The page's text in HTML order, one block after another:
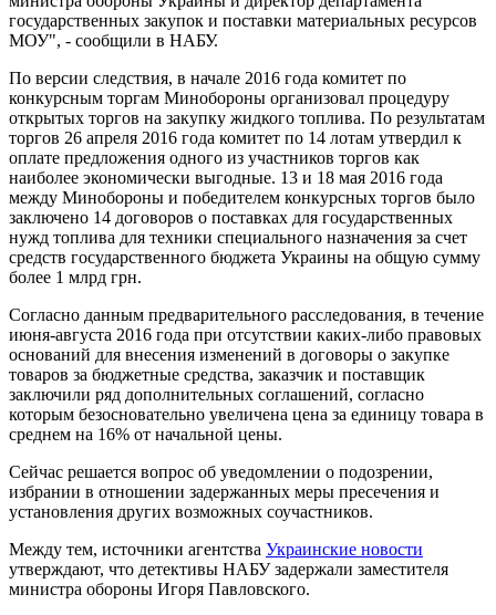
государственных закупок и поставки материальных ресурсов
МОУ", - сообщили в НАБУ.
По версии следствия, в начале 2016 года комитет по
конкурсным торгам Минобороны организовал процедуру
открытых торгов на закупку жидкого топлива. По результатам
торгов 26 апреля 2016 года комитет по 14 лотам утвердил к
оплате предложения одного из участников торгов как
наиболее экономически выгодные. 13 и 18 мая 2016 года
между Минобороны и победителем конкурсных торгов было
заключено 14 договоров о поставках для государственных
нужд топлива для техники специального назначения за счет
средств государственного бюджета Украины на общую сумму
более 1 млрд грн.
Согласно данным предварительного расследования, в течение
июня-августа 2016 года при отсутствии каких-либо правовых
оснований для внесения изменений в договоры о закупке
товаров за бюджетные средства, заказчик и поставщик
заключили ряд дополнительных соглашений, согласно
которым безосновательно увеличена цена за единицу товара в
среднем на 16% от начальной цены.
Сейчас решается вопрос об уведомлении о подозрении,
избрании в отношении задержанных меры пресечения и
установления других возможных соучастников.
Между тем, источники агентства Украинские новости
утверждают, что детективы НАБУ задержали заместителя
министра обороны Игоря Павловского.